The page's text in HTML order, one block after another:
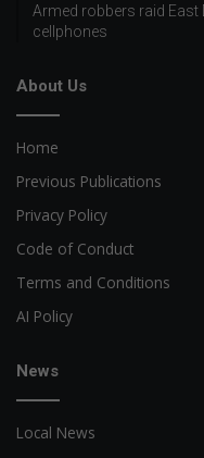
Armed robbers raid East
cellphones
About Us
Home
Previous Publications
Privacy Policy
Code of Conduct
Terms and Conditions
AI Policy
News
Local News